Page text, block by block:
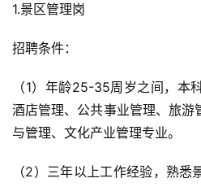
1.景区管理岗
招聘条件：
（1）年龄25-35周岁之间，本
酒店管理、公共事业管理、旅游
与管理、文化产业管理专业。
（2）三年以上工作经验，熟悉